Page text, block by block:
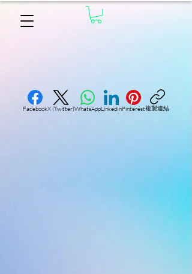
FacebookX (Twitter)WhatsAppLinkedInPinterest複製連結